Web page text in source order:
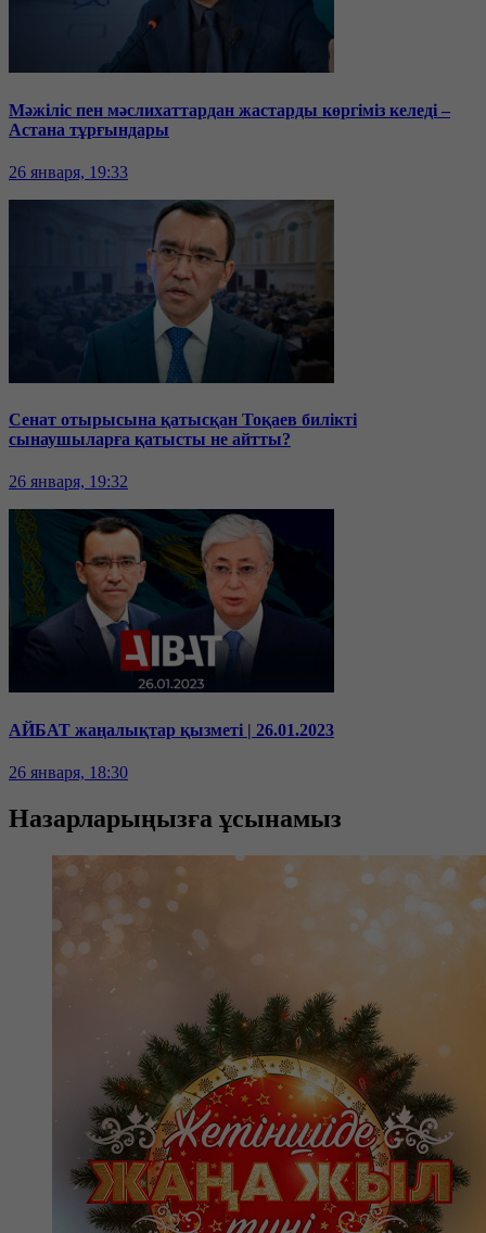
Мәжіліс пен мәслихаттардан жастарды көргіміз келеді –
Астана тұрғындары
26 января, 19:33
Сенат отырысына қатысқан Тоқаев билікті
сынаушыларға қатысты не айтты?
26 января, 19:32
АЙБАТ жаңалықтар қызметі | 26.01.2023
26 января, 18:30
Назарларыңызға ұсынамыз